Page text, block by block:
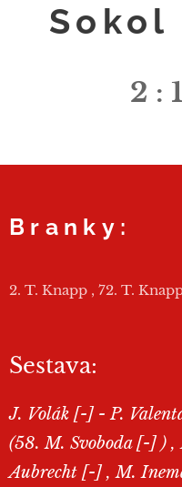
Sokol
2 :
Branky:
2. T. Knapp , 72. T.
Sestava:
J. Volák [-] - P.
(58. M. Svoboda [-] )
Aubrecht [-] , M.